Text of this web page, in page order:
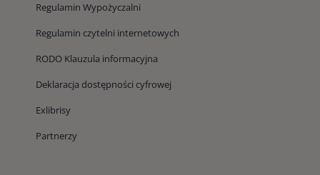
Regulamin Wypożyczalni
Regulamin czytelni internetowych
RODO Klauzula informacyjna
Deklaracja dostępności cyfrowej
Exlibrisy
Partnerzy